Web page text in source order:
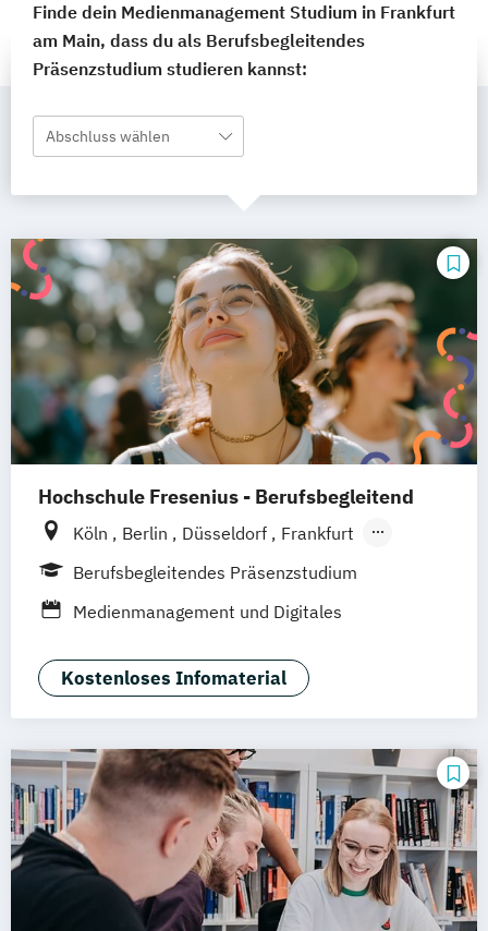
Finde dein Medienmanagement Studium in Frankfurt
am Main, dass du als Berufsbegleitendes
Präsenzstudium studieren kannst:
Abschluss wählen
Hochschule Fresenius - Berufsbegleitend
Köln Berlin Düsseldorf
Frankfurt
Hamburg
Idstein München
Wiesbaden
Hannover Dortmund Erfurt Stuttgart
Braunschweig
Berufsbegleitendes Präsenzstudium
Medienmanagement und Digitales
Kostenloses Infomaterial